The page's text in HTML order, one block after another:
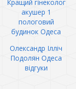
Кращий гінеколог
акушер 1
пологовий
будинок Одеса
Олександр Ілліч
Подолян Одеса
відгуки